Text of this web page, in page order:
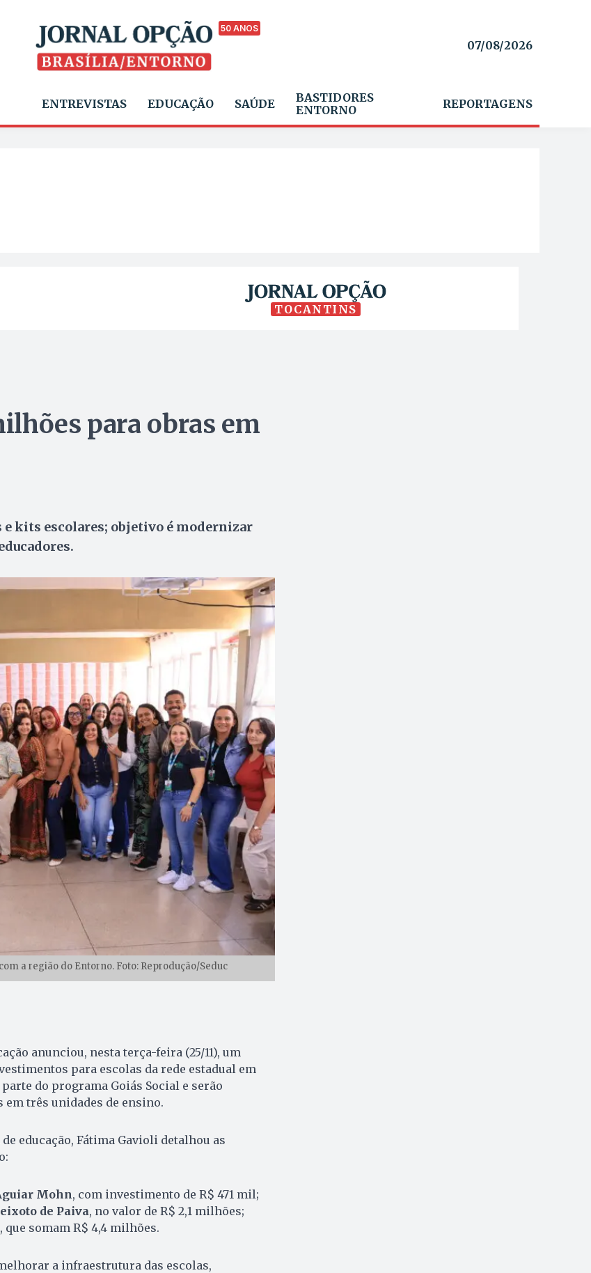
50 ANOS
07/08/2026
ENTREVISTAS EDUCAÇÃO SAÚDE
BASTIDORES
ENTORNO
REPORTAGENS
TOCANTINS
para obras em
kits escolares; objetivo é modernizar
a região do Entorno. Foto: Reprodução/Seduc
anunciou, nesta terça-feira (25/11), um
para escolas da rede estadual em
do programa Goiás Social e serão
três unidades de ensino.
educação, Fátima Gavioli detalhou as
Mohn, com investimento de R$ 471 mil;
de Paiva, no valor de R$ 2,1 milhões;
, que somam R$ 4,4 milhões.
a infraestrutura das escolas,